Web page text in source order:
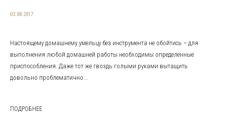
03.08.2017
Настоящему домашнему умельцу без инструмента не обойтись – для
выполнения любой домашней работы необходимы определенные
приспособления. Даже тот же гвоздь голыми руками вытащить
довольно проблематично...
ПОДРОБНЕЕ